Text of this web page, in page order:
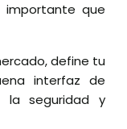
importante que
define tu
interfaz de
la seguridad y